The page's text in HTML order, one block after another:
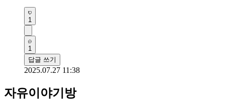
1
1
답글 쓰기
2025.07.27 11:38
자유이야기방